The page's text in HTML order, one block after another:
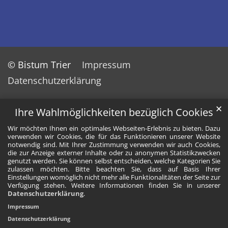
Ihre Wahlmöglichkeiten bezüglich Cookies
Wir möchten Ihnen ein optimales Webseiten-Erlebnis zu bieten. Dazu
verwenden wir Cookies, die für das Funktionieren unserer Website
notwendig sind. Mit Ihrer Zustimmung verwenden wir auch Cookies,
die zur Anzeige externer Inhalte oder zu anonymen Statistikzwecken
genutzt werden. Sie können selbst entscheiden, welche Kategorien Sie
zulassen möchten. Bitte beachten Sie, dass auf Basis Ihrer
Einstellungen womöglich nicht mehr alle Funktionalitäten der Seite zur
Verfügung stehen. Weitere Informationen finden Sie in unserer
Datenschutzerklärung.
✕
Impressum
Datenschutzerklärung
© Bistum Trier
Impressum
Datenschutzerklärung